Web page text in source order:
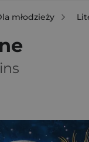
młodzieży